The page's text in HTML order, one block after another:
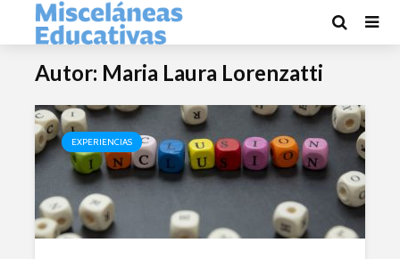
Autor: Maria Laura Lorenzatti
EXPERIENCIAS